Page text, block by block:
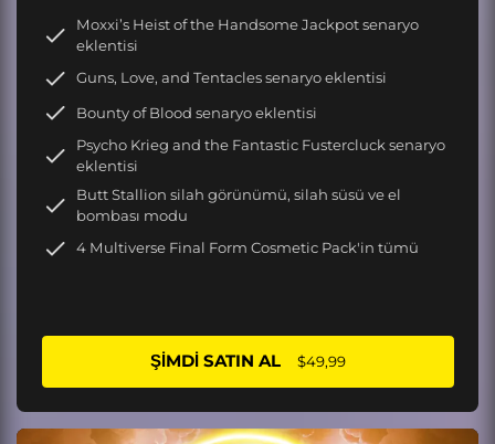
Moxxi’s Heist of the Handsome Jackpot senaryo
eklentisi
Guns, Love, and Tentacles senaryo eklentisi
Bounty of Blood senaryo eklentisi
Psycho Krieg and the Fantastic Fustercluck senaryo
eklentisi
Butt Stallion silah görünümü, silah süsü ve el
bombası modu
4 Multiverse Final Form Cosmetic Pack'in tümü
ŞIMDI SATIN AL $49,99